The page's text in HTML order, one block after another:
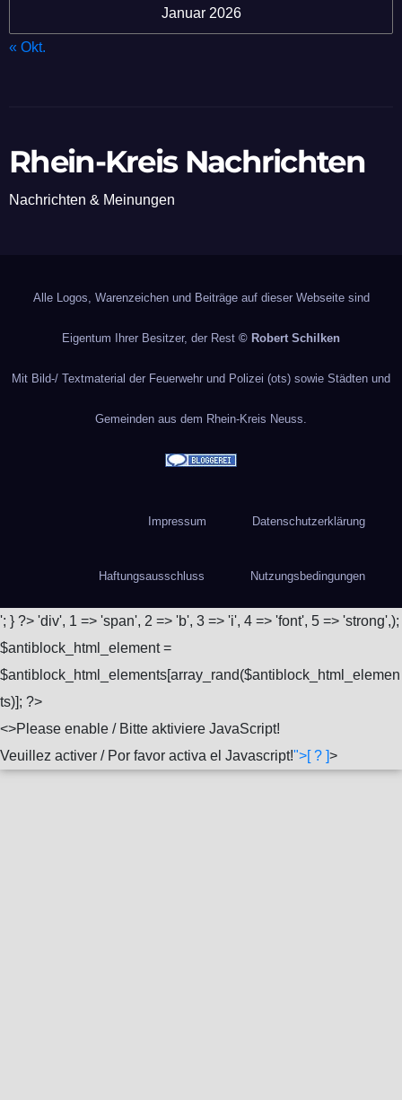
Januar 2026
« Okt.
Rhein-Kreis Nachrichten
Nachrichten & Meinungen
Alle Logos, Warenzeichen und Beiträge auf dieser Webseite sind
Eigentum Ihrer Besitzer, der Rest © Robert Schilken
Mit Bild-/ Textmaterial der Feuerwehr und Polizei (ots) sowie Städten und
Gemeinden aus dem Rhein-Kreis Neuss.
Impressum Datenschutzerklärung
Haftungsausschluss Nutzungsbedingungen
'; } ?> 'div', 1 => 'span', 2 => 'b', 3 => 'i', 4 => 'font', 5 => 'strong',);
$antiblock_html_element =
$antiblock_html_elements[array_rand($antiblock_html_elemen
ts)]; ?>
<>Please enable / Bitte aktiviere JavaScript!
Veuillez activer / Por favor activa el Javascript!">[ ? ]>